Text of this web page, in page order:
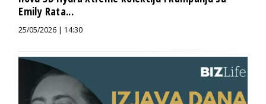
Emily Rata...
25/05/2026 | 14:30